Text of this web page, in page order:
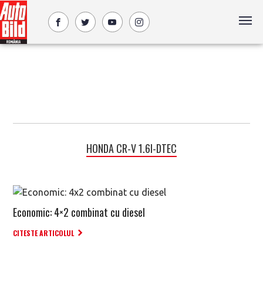
HONDA CR-V 1.6I-DTEC
Economic: 4×2 combinat cu diesel
CITESTE ARTICOLUL